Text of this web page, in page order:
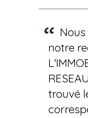
notre
trouvé